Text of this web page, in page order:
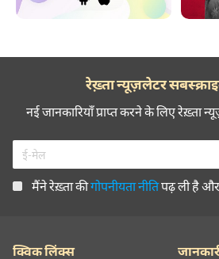
रेख़्ता न्यूज़लेटर
नई जानकारियाँ प्राप्त करने के लिए रेख़्ता
मैंने रेख़्ता कीगोपनीयता नीतिपढ़ ली है
क्विक लिंक्स